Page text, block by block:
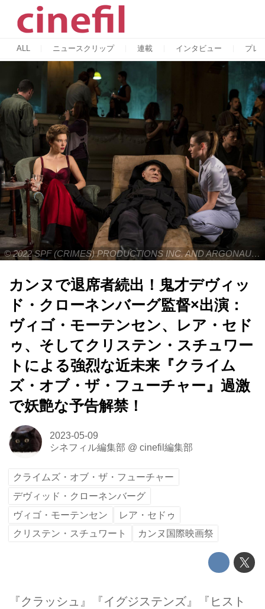
ALL ニュースクリップ 連載 インタビュー プレ
© 2022 SPF (CRIMES) PRODUCTIONS INC. AND ARGONAUTS CRIMES PRODUCTIONS S.A. © Serendipity Point Films 2021
カンヌで退席者続出！鬼才デヴィッ
ド・クローネンバーグ監督×出演：
ヴィゴ・モーテンセン、レア・セド
ゥ、そしてクリステン・スチュワー
トによる強烈な近未来『クライム
ズ・オブ・ザ・フューチャー』過激
で妖艶な予告解禁！
2023-05-09
シネフィル編集部 @ cinefil編集部
クライムズ・オブ・ザ・フューチャー
デヴィッド・クローネンバーグ
ヴィゴ・モーテンセン
レア・セドゥ
クリステン・スチュワート
カンヌ国際映画祭
『クラッシュ』『イグジステンズ』『ヒスト